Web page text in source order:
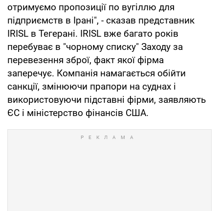
отримуємо пропозиції по вугіллю для
підприємств в Ірані", - сказав представник
IRISL в Тегерані. IRISL вже багато років
перебуває в "чорному списку" Заходу за
перевезення зброї, факт якої фірма
заперечує. Компанія намагається обійти
санкції, змінюючи прапори на суднах і
використовуючи підставні фірми, заявляють
ЄС і міністерство фінансів США.